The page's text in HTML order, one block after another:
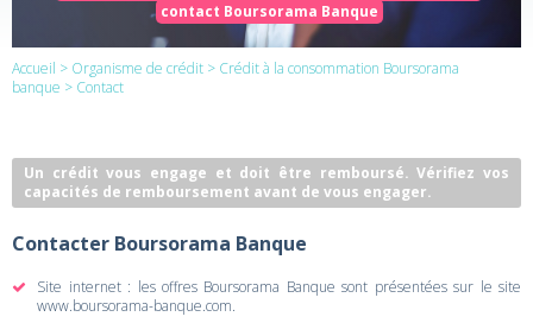
contact Boursorama Banque
Accueil > Organisme de crédit > Crédit à la consommation Boursorama
banque > Contact
Un crédit vous engage et doit être remboursé. Vérifiez vos
capacités de remboursement avant de vous engager.
Contacter Boursorama Banque
Site internet : les offres Boursorama Banque sont présentées sur le site
www.boursorama-banque.com.